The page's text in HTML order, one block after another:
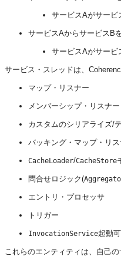
サービスAがサービ
サービスAからサービスB
サービスAがサービ
サービス・スレッドは、
マップ・リスナー
メンバーシップ・リスナー
カスタムのシリアライズ/
バッキング・マップ・リス
CacheLoader/CacheStore
問合せロジック(
エントリ・プロセッサ
トリガー
InvocationService起動
これらのエンティティは、自己